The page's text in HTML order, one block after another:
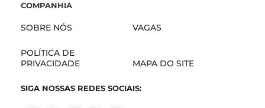
COMPANHIA
SOBRE NÓS VAGAS
POLÍTICA DE
PRIVACIDADE
MAPA DO SITE
SIGA NOSSAS REDES SOCIAIS: